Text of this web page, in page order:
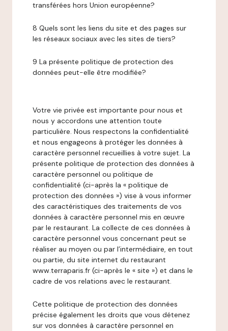
transférées hors Union européenne?
8 Quels sont les liens du site et des pages sur
les réseaux sociaux avec les sites de tiers?
9 La présente politique de protection des
données peut-elle être modifiée?
Votre vie privée est importante pour nous et
nous y accordons une attention toute
particulière. Nous respectons la confidentialité
et nous engageons à protéger les données à
caractère personnel recueillies à votre sujet. La
présente politique de protection des données à
caractère personnel ou politique de
confidentialité (ci-après la « politique de
protection des données ») vise à vous informer
des caractéristiques des traitements de vos
données à caractère personnel mis en œuvre
par le restaurant. La collecte de ces données à
caractère personnel vous concernant peut se
réaliser au moyen ou par l’intermédiaire, en tout
ou partie, du site internet du restaurant
www.terraparis.fr (ci-après le « site ») et dans le
cadre de vos relations avec le restaurant.
Cette politique de protection des données
précise également les droits que vous détenez
sur vos données à caractère personnel en